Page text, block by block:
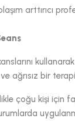
arttırıcı
ağrısız bir
çoğu kişi için